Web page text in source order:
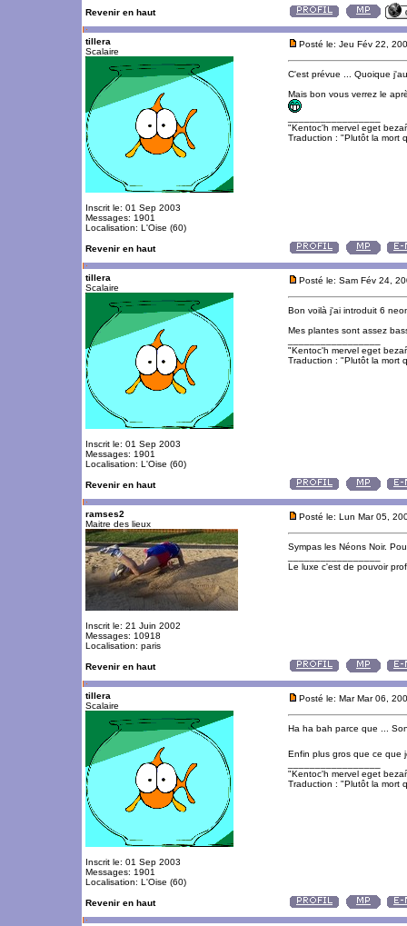
Revenir en haut
tillera
Scalaire
Inscrit le: 01 Sep 2003
Messages: 1901
Localisation: L'Oise (60)
Posté le: Jeu Fév 22,
C'est prévue ... Quoique
Mais bon vous verrez le
"Kentoc'h mervel eget
Traduction : "Plutôt la mort
Revenir en haut
tillera
Scalaire
Inscrit le: 01 Sep 2003
Messages: 1901
Localisation: L'Oise (60)
Posté le: Sam Fév 24,
Bon voilà j'ai introduit 6
Mes plantes sont assez
"Kentoc'h mervel eget
Traduction : "Plutôt la mort
Revenir en haut
ramses2
Maitre des lieux
Inscrit le: 21 Juin 2002
Messages: 10918
Localisation: paris
Posté le: Lun Mar 05,
Sympas les Néons Noir.
Le luxe c'est de pouvoir
Revenir en haut
tillera
Scalaire
Inscrit le: 01 Sep 2003
Messages: 1901
Localisation: L'Oise (60)
Posté le: Mar Mar 06,
Ha ha bah parce que ...
Enfin plus gros que ce que
"Kentoc'h mervel eget
Traduction : "Plutôt la mort
Revenir en haut